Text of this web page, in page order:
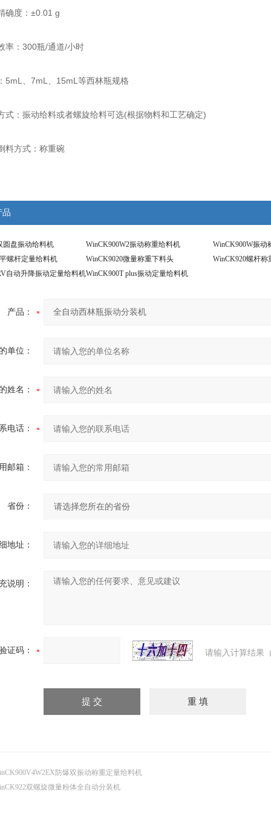
度：±0.01 g
：300瓶/通道/小时
、7mL、15mL等西林瓶规格
振动给料或者螺旋给料可选(根据物料和工艺确定)
方式：称重碗
品
圆盘振动给料机 WinCK900W2振动称重给料机
WinCK900W振动
螺杆定量给料机
WinCK9020微量称重下料头
WinCK920螺杆称
自动升降振动定量给料机WinCK900T plus振动定量给料机
产品：
单位：
姓名：
电话：
邮箱：
省份：
地址：
说明：
证码： 请输入计算结果
防爆双振动称重定量给料机
双螺旋微量粉体全自动分装机